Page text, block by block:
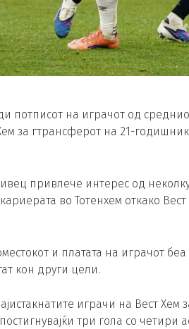
потписот на играчот од
за гтрансферот на 21-
привлече интерес од
кариерата во Тотенхем откако
и платата на играчот
кон други цели.
играчи на Вест Хем
три гола со четири